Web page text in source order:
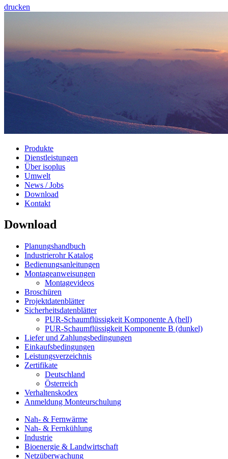
drucken
Produkte
Dienstleistungen
Über isoplus
Umwelt
News / Jobs
Download
Kontakt
Download
Planungshandbuch
Industrierohr Katalog
Bedienungsanleitungen
Montageanweisungen
Montagevideos
Broschüren
Projektdatenblätter
Sicherheitsdatenblätter
PUR-Schaumflüssigkeit Komponente A (hell)
PUR-Schaumflüssigkeit Komponente B (dunkel)
Liefer und Zahlungsbedingungen
Einkaufsbedingungen
Leistungsverzeichnis
Zertifikate
Deutschland
Österreich
Verhaltenskodex
Anmeldung Monteurschulung
Nah- & Fernwärme
Nah- & Fernkühlung
Industrie
Bioenergie & Landwirtschaft
Netzüberwachung